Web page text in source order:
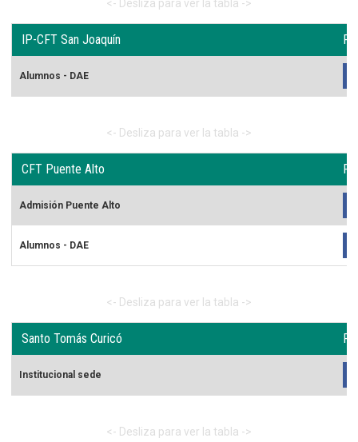
IP-CFT San Joaquín
Alumnos - DAE
CFT Puente Alto
Admisión Puente Alto
Alumnos - DAE
Santo Tomás Curicó
Institucional sede